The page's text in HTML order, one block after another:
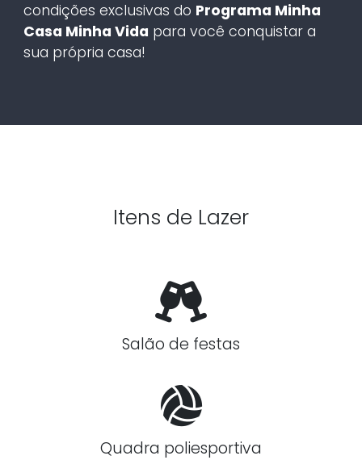
condições exclusivas do Programa Minha
Casa Minha Vida para você conquistar a
sua própria casa!
Itens de Lazer
Salão de festas
Quadra poliesportiva